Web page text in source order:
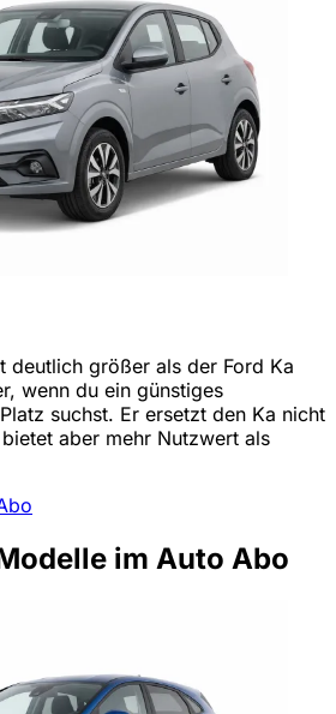
deutlich größer als der Ford Ka
wenn du ein günstiges
suchst. Er ersetzt den Ka nicht
aber mehr Nutzwert als
im Auto Abo